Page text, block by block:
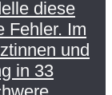
diese
Fehler. Im
und
in 33